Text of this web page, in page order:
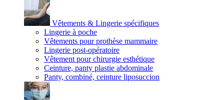
Vêtements & Lingerie spécifiques
Lingerie à poche
Vêtements pour prothèse mammaire
Lingerie post-opératoire
Vêtement pour chirurgie esthétique
Ceinture, panty plastie abdominale
Panty, combiné, ceinture liposuccion